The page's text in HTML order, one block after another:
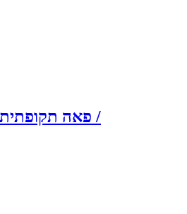
פאה תקופתית בקבוקים בזהב /